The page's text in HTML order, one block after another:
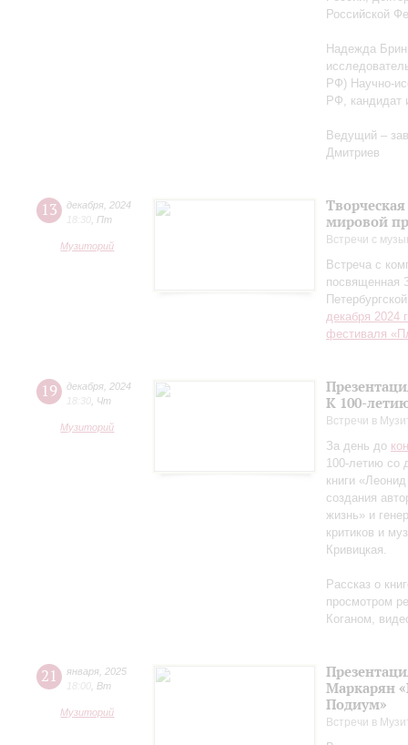
Российской
Надежда
РФ) Научно-
РФ, кандидат
Ведущий –
Дмитриев
13 декабря 2024
18:30 Пт
Музиторий
мировой
Встречи с
Встреча с
посвященная
декабря 2024
фестиваля
19 декабря 2024
18:30 Чт
Музиторий
К 100-
Встречи в
За день до
100-летию со
книги
создания
жизнь» и
критиков и
Кривицкая.
Рассказ о
просмотром
Коганом,
21 января 2025
18:00 Вт
Музиторий
Маркарян
Подиум»
Встречи в